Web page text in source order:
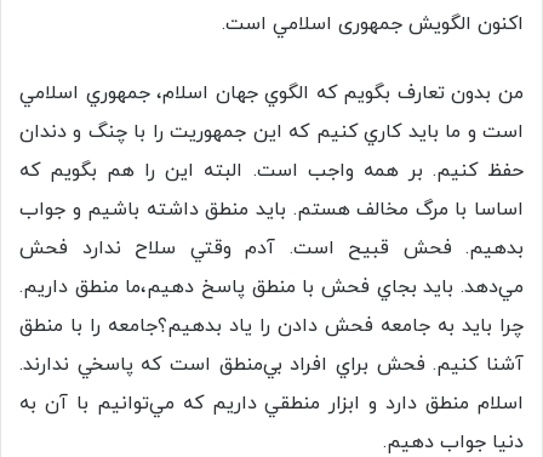
اكنون الگويش جمهوری اسلامي است.
من بدون تعارف بگويم كه الگوي جهان اسلام، جمهوري اسلامي
است و ما بايد كاري كنيم كه اين جمهوريت را با چنگ و دندان
حفظ كنيم. بر همه واجب است. البته اين را هم بگويم كه
اساسا با مرگ مخالف هستم. بايد منطق داشته باشيم و جواب
بدهيم. فحش قبيح است. آدم وقتي سلاح ندارد فحش
مي‌دهد. بايد بجاي فحش با منطق پاسخ دهيم،ما منطق داريم.
چرا بايد به جامعه فحش دادن را ياد بدهيم؟جامعه را با منطق
آشنا كنيم. فحش براي افراد بي‌منطق است كه پاسخي ندارند.
اسلام منطق دارد و ابزار منطقي داريم كه مي‌توانيم با آن به
دنيا جواب دهيم.